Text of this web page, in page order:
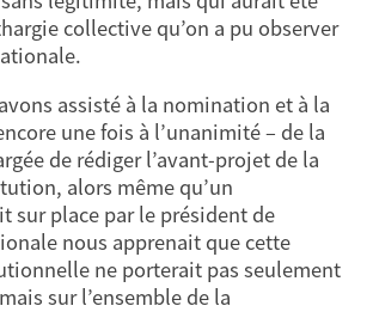
collective qu’on a pu observer
assisté à la nomination et à la
une fois à l’unanimité – de la
de rédiger l’avant-projet de la
alors même qu’un
sur place par le président de
nous apprenait que cette
ne porterait pas seulement
sur l’ensemble de la